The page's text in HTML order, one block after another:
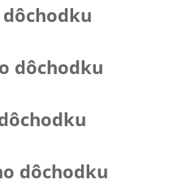
dôchodku
dôchodku